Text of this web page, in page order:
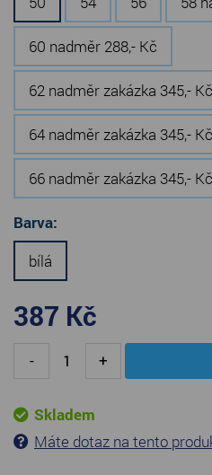
60 nadměr 288,- Kč
62 nadměr zakázka 345,- Kč
64 nadměr zakázka 345,- Kč
66 nadměr zakázka 345,- Kč
Barva:
bílá
387 Kč
- +
Skladem
Máte dotaz na tento